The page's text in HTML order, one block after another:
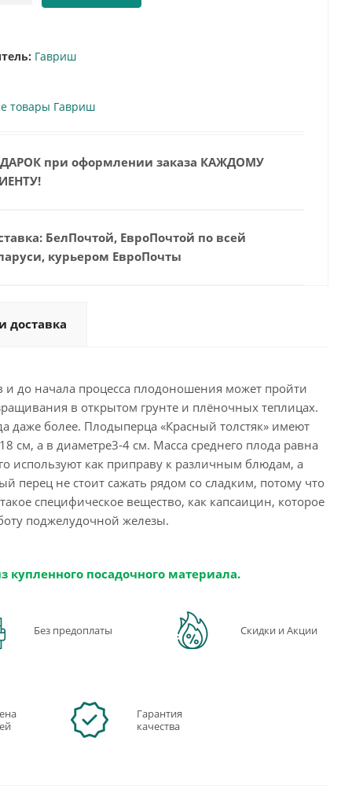
Гавриш
товары Гавриш
при оформлении заказа КАЖДОМУ
БелПочтой, ЕвроПочтой по всей
курьером ЕвроПочты
доставка
и до начала процесса плодоношения может пройти
в открытом грунте и плёночных теплицах.
даже более. Плодыперца «Красный толстяк» имеют
см, а в диаметре3-4 см. Масса среднего плода равна
используют как приправу к различным блюдам, а
перец не стоит сажать рядом со сладким, потому что
специфическое вещество, как капсаицин, которое
поджелудочной железы.
купленного посадочного материала.
Без предоплаты Скидки и Акции
Гарантия
качества